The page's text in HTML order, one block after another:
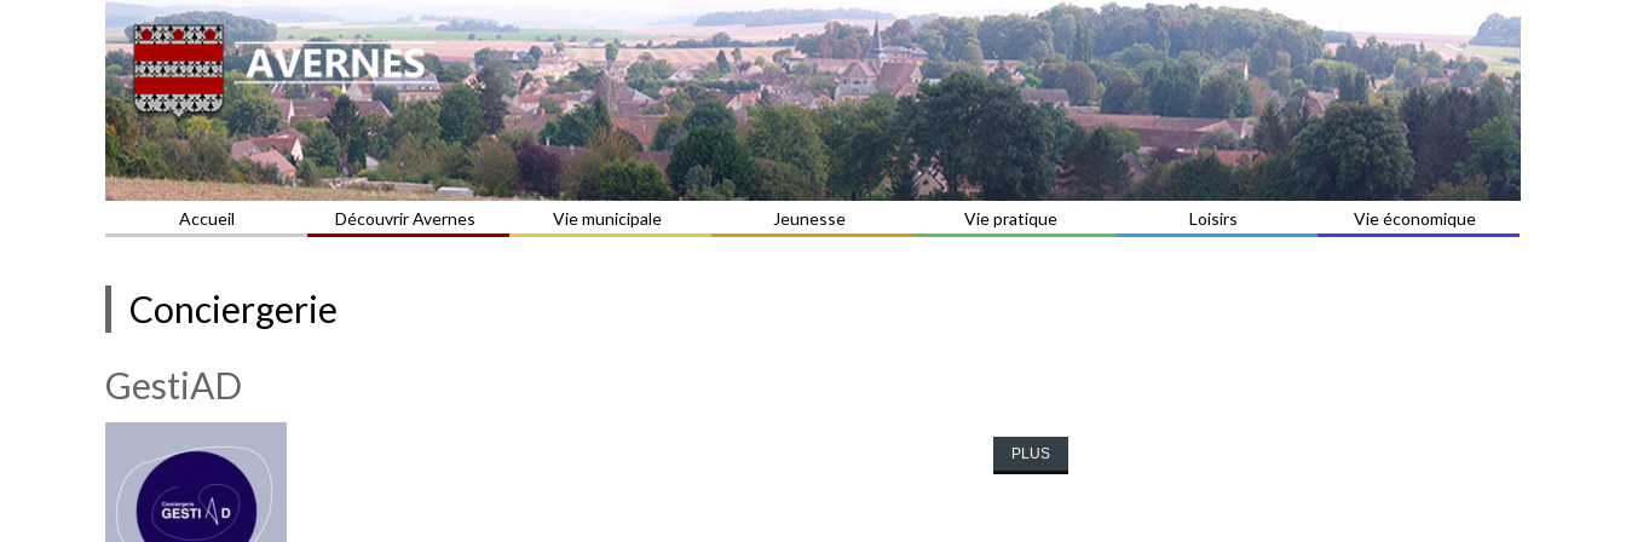
AVERNES
Commune du Val d'Oise
Accueil Découvrir Avernes Vie municipale Jeunesse Vie pratique Loisirs Vie économique
Conciergerie
GestiAD
PLUS